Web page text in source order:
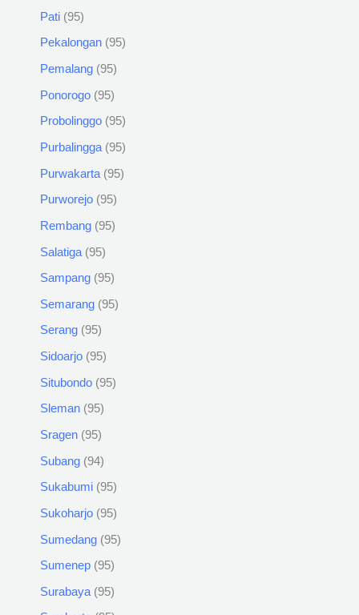
Pati 95
Pekalongan 95
Pemalang 95
Ponorogo 95
Probolinggo 95
Purbalingga 95
Purwakarta 95
Purworejo 95
Rembang 95
Salatiga 95
Sampang 95
Semarang 95
Serang 95
Sidoarjo 95
Situbondo 95
Sleman 95
Sragen 95
Subang 94
Sukabumi 95
Sukoharjo 95
Sumedang 95
Sumenep 95
Surabaya 95